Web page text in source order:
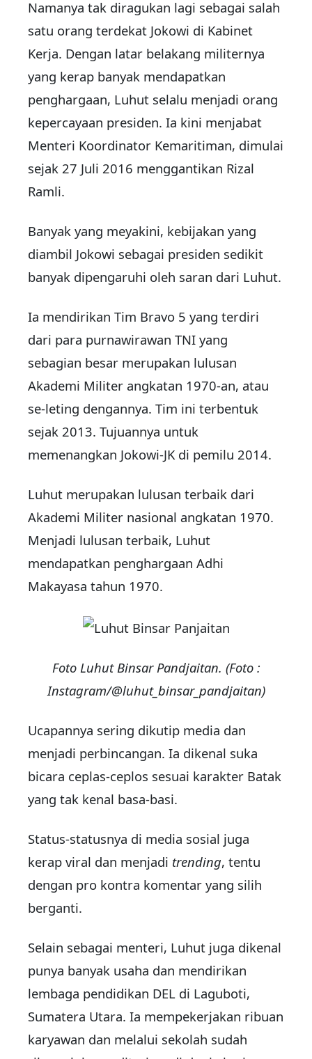
Namanya tak diragukan lagi sebagai salah
satu orang terdekat Jokowi di Kabinet
Kerja. Dengan latar belakang militernya
yang kerap banyak mendapatkan
penghargaan, Luhut selalu menjadi orang
kepercayaan presiden. Ia kini menjabat
Menteri Koordinator Kemaritiman, dimulai
sejak 27 Juli 2016 menggantikan Rizal
Ramli.
Banyak yang meyakini, kebijakan yang
diambil Jokowi sebagai presiden sedikit
banyak dipengaruhi oleh saran dari Luhut.
Ia mendirikan Tim Bravo 5 yang terdiri
dari para purnawirawan TNI yang
sebagian besar merupakan lulusan
Akademi Militer angkatan 1970-an, atau
se-leting dengannya. Tim ini terbentuk
sejak 2013. Tujuannya untuk
memenangkan Jokowi-JK di pemilu 2014.
Luhut merupakan lulusan terbaik dari
Akademi Militer nasional angkatan 1970.
Menjadi lulusan terbaik, Luhut
mendapatkan penghargaan Adhi
Makayasa tahun 1970.
Foto Luhut Binsar Pandjaitan. (Foto :
Instagram/@luhut_binsar_pandjaitan)
Ucapannya sering dikutip media dan
menjadi perbincangan. Ia dikenal suka
bicara ceplas-ceplos sesuai karakter Batak
yang tak kenal basa-basi.
Status-statusnya di media sosial juga
kerap viral dan menjadi trending, tentu
dengan pro kontra komentar yang silih
berganti.
Selain sebagai menteri, Luhut juga dikenal
punya banyak usaha dan mendirikan
lembaga pendidikan DEL di Laguboti,
Sumatera Utara. Ia mempekerjakan ribuan
karyawan dan melalui sekolah sudah